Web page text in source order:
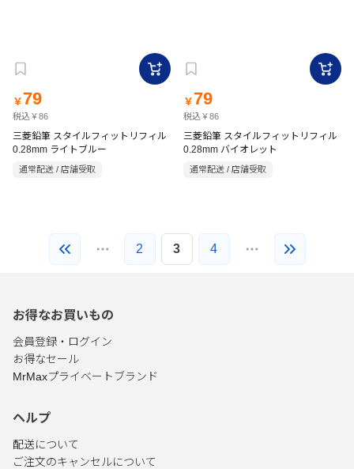
￥ 79
税込￥86
三菱鉛筆 スタイルフィットリフィル
0.28mm ライトブルー
通常配送 / 店舗受取
￥ 79
税込￥86
三菱鉛筆 スタイルフィットリフィル
0.28mm バイオレット
通常配送 / 店舗受取
2 3 4
お得なお買いもの
会員登録・ログイン
お得なセール
MrMaxプライベートブランド
ヘルプ
配送について
ご注文のキャンセルについて